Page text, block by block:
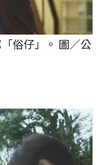
俗仔」。 圖／公